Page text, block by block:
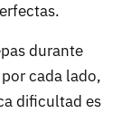
durante
cada lado,
dificultad es